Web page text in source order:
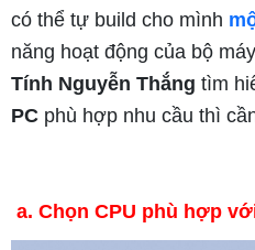
có thể tự build cho mình
năng hoạt động của bộ
Tính Nguyễn Thắng tìm
PC phù hợp nhu cầu thì
a. Chọn CPU phù hợp